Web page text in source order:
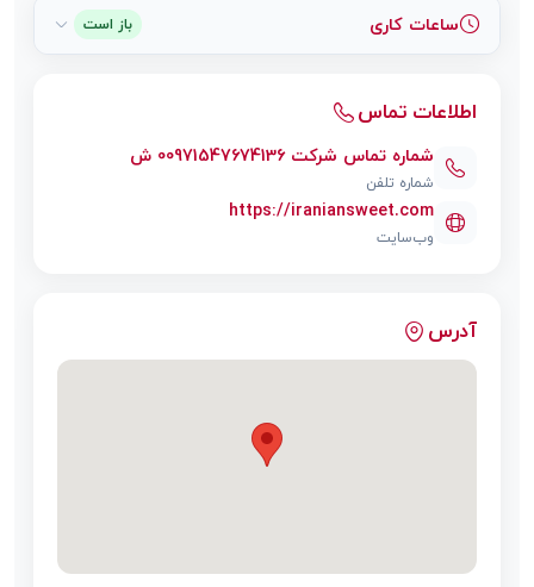
ساعات کاری باز است
اطلاعات تماس
شماره تماس شرکت 00971547674136 ش
شماره تلفن
https://iraniansweet.com
وب‌سایت
آدرس